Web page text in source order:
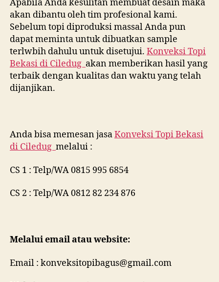
Apabila Anda kesulitan membuat desain maka
akan dibantu oleh tim profesional kami.
Sebelum topi diproduksi massal Anda pun
dapat meminta untuk dibuatkan sample
terlwbih dahulu untuk disetujui. Konveksi Topi
Bekasi di Ciledug akan memberikan hasil yang
terbaik dengan kualitas dan waktu yang telah
dijanjikan.
Anda bisa memesan jasaKonveksi Topi Bekasi
di Ciledug melalui :
CS 1 : Telp/WA 0815 995 6854
CS 2 : Telp/WA 0812 82 234 876
Melalui email atau website:
Email : konveksitopibagus@gmail.com